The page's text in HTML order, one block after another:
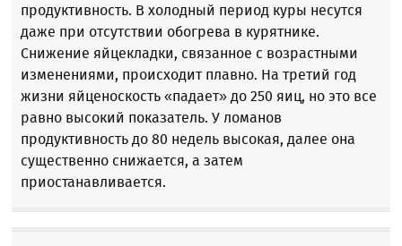
продуктивность. В холодный период куры несутся
даже при отсутствии обогрева в курятнике.
Снижение яйцекладки, связанное с возрастными
изменениями, происходит плавно. На третий год
жизни яйценоскость «падает» до 250 яиц, но это все
равно высокий показатель. У ломанов
продуктивность до 80 недель высокая, далее она
существенно снижается, а затем
приостанавливается.